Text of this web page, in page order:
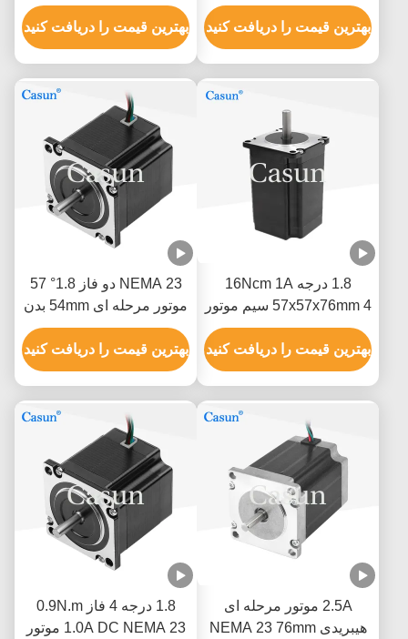
برای ماشین CNC
بهترین قیمت را دریافت کنید
0.9N.m NEMA 23 با ابزار
دقیق
بهترین قیمت را دریافت کنید
1.8 درجه 16Ncm 1A
57x57x76mm 4 سیم موتور
گام Nema 23 برای
اتوماسیون مکانیکی
بهترین قیمت را دریافت کنید
NEMA 23 دو فاز 1.8° 57
موتور مرحله ای 54mm بدن
2.8A ماشین آلات نساجی
بهترین قیمت را دریافت کنید
2.5A موتور مرحله ای
هیبریدی NEMA 23 76mm
1.8 درجه 4 فاز 0.9N.m
1.0A DC NEMA 23 موتور